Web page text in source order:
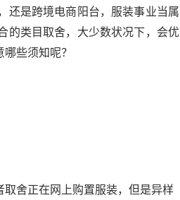
还是跨境电商阳台，服装事业当属
的类目取舍，大少数状况下，会优
些须知呢？
舍正在网上购置服装，但是异样